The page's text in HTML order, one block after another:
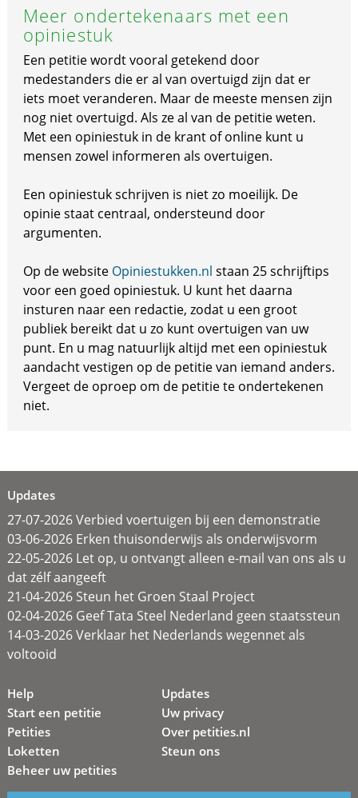
Meer ondertekenaars met een
opiniestuk
Een petitie wordt vooral getekend door
medestanders die er al van overtuigd zijn dat er
iets moet veranderen. Maar de meeste mensen zijn
nog niet overtuigd. Als ze al van de petitie weten.
Met een opiniestuk in de krant of online kunt u
mensen zowel informeren als overtuigen.
Een opiniestuk schrijven is niet zo moeilijk. De
opinie staat centraal, ondersteund door
argumenten.
Op de website Opiniestukken.nl staan 25 schrijftips
voor een goed opiniestuk. U kunt het daarna
insturen naar een redactie, zodat u een groot
publiek bereikt dat u zo kunt overtuigen van uw
punt. En u mag natuurlijk altijd met een opiniestuk
aandacht vestigen op de petitie van iemand anders.
Vergeet de oproep om de petitie te ondertekenen
niet.
Updates
27-07-2026 Verbied voertuigen bij een demonstratie
03-06-2026 Erken thuisonderwijs als onderwijsvorm
22-05-2026 Let op, u ontvangt alleen e-mail van ons als u
dat zélf aangeeft
21-04-2026 Steun het Groen Staal Project
02-04-2026 Geef Tata Steel Nederland geen staatssteun
14-03-2026 Verklaar het Nederlands wegennet als
voltooid
Help
Start een petitie
Petities
Loketten
Beheer uw petities
Updates
Uw privacy
Over petities.nl
Steun ons